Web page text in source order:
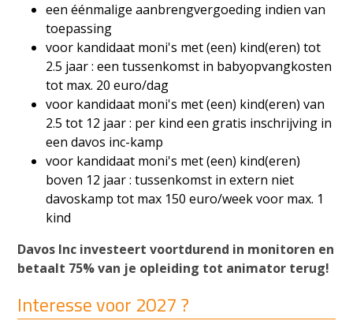
een éénmalige aanbrengvergoeding indien van
toepassing
voor kandidaat moni's met (een) kind(eren) tot
2.5 jaar : een tussenkomst in babyopvangkosten
tot max. 20 euro/dag
voor kandidaat moni's met (een) kind(eren) van
2.5 tot 12 jaar : per kind een gratis inschrijving in
een davos inc-kamp
voor kandidaat moni's met (een) kind(eren)
boven 12 jaar : tussenkomst in extern niet
davoskamp tot max 150 euro/week voor max. 1
kind
Davos Inc investeert voortdurend in monitoren en
betaalt 75% van je opleiding tot animator terug!
Interesse voor 2027 ?